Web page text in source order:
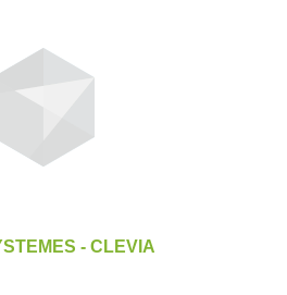
- CLEVIA